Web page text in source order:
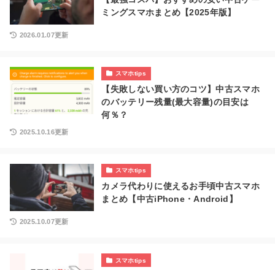
ミングスマホまとめ【2025年版】
2026.01.07更新
スマホtips
【失敗しない買い方のコツ】中古スマホ
のバッテリー残量(最大容量)の目安は
何％？
2025.10.16更新
スマホtips
カメラ代わりに使えるお手頃中古スマホ
まとめ【中古iPhone・Android】
2025.10.07更新
スマホtips